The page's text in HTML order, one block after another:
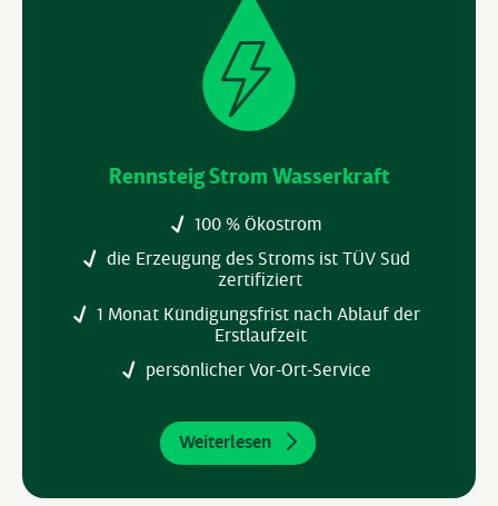
Rennsteig Strom Wasserkraft
100 % Ökostrom
die Erzeugung des Stroms ist TÜV Süd
zertifiziert
1 Monat Kündigungsfrist nach Ablauf der
Erstlaufzeit
persönlicher Vor-Ort-Service
Weiterlesen